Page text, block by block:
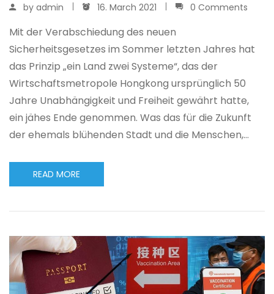
by admin 16. March 2021 0 Comments
Mit der Verabschiedung des neuen
Sicherheitsgesetzes im Sommer letzten Jahres hat
das Prinzip „ein Land zwei Systeme“, das der
Wirtschaftsmetropole Hongkong ursprünglich 50
Jahre Unabhängigkeit und Freiheit gewährt hatte,
ein jähes Ende genommen. Was das für die Zukunft
der ehemals blühenden Stadt und die Menschen,…
READ MORE